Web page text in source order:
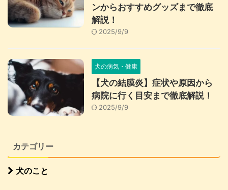
ンからおすすめグッズまで徹底
解説！
2025/9/9
犬の病気・健康
【犬の結膜炎】症状や原因から
病院に行く目安まで徹底解説！
2025/9/9
カテゴリー
犬のこと